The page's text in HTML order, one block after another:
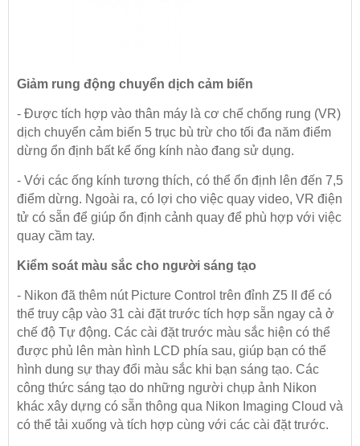
Giảm rung động chuyển dịch cảm biến
- Được tích hợp vào thân máy là cơ chế chống rung (VR)
dịch chuyển cảm biến 5 trục bù trừ cho tối đa năm điểm
dừng ổn định bất kể ống kính nào đang sử dụng.
- Với các ống kính tương thích, có thể ổn định lên đến 7,5
điểm dừng. Ngoài ra, có lợi cho việc quay video, VR điện
tử có sẵn để giúp ổn định cảnh quay để phù hợp với việc
quay cầm tay.
Kiểm soát màu sắc cho người sáng tạo
- Nikon đã thêm nút Picture Control trên đỉnh Z5 II để có
thể truy cập vào 31 cài đặt trước tích hợp sẵn ngay cả ở
chế độ Tự động. Các cài đặt trước màu sắc hiện có thể
được phủ lên màn hình LCD phía sau, giúp bạn có thể
hình dung sự thay đổi màu sắc khi bạn sáng tạo. Các
công thức sáng tạo do những người chụp ảnh Nikon
khác xây dựng có sẵn thông qua Nikon Imaging Cloud và
có thể tải xuống và tích hợp cùng với các cài đặt trước.